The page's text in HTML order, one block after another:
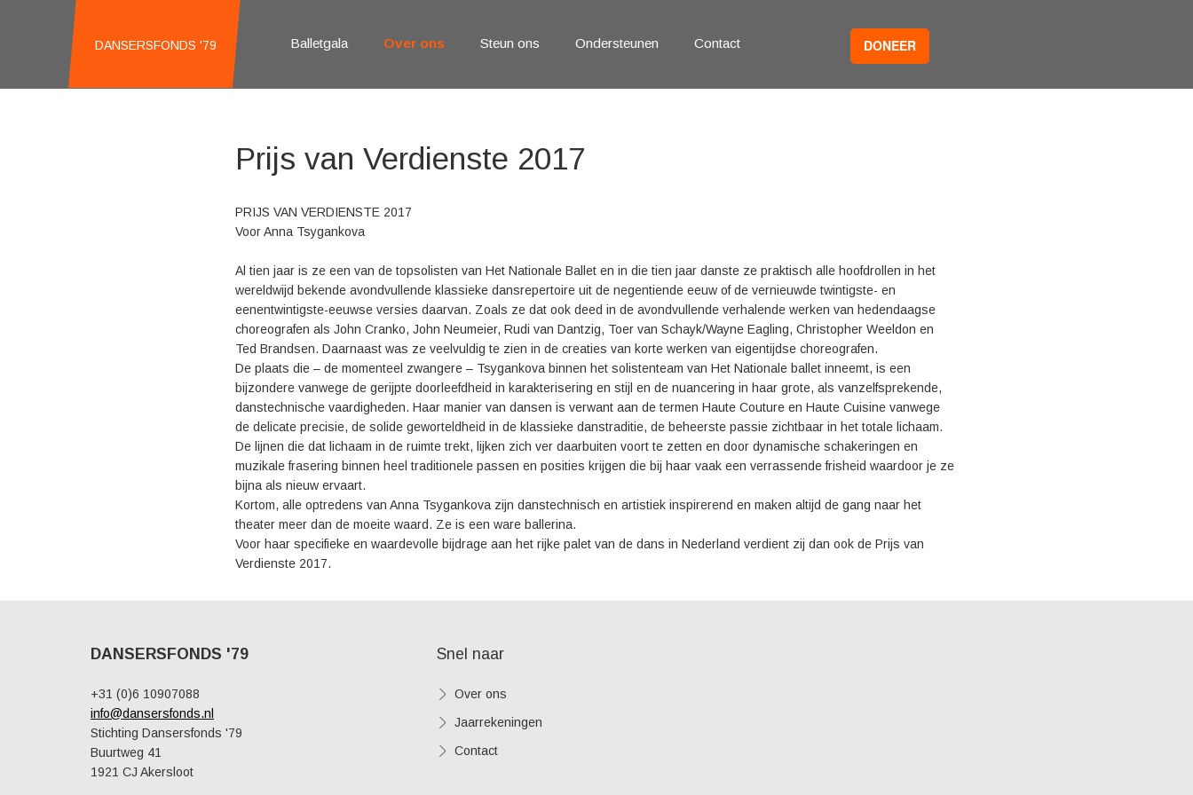
DANSERSFONDS '79 Balletgala Over ons Steun ons Ondersteunen Contact DONEER
Prijs van Verdienste 2017
PRIJS VAN VERDIENSTE 2017
Voor Anna Tsygankova
Al tien jaar is ze een van de topsolisten van Het Nationale Ballet en in die tien jaar danste ze praktisch alle hoofdrollen in het
wereldwijd bekende avondvullende klassieke dansrepertoire uit de negentiende eeuw of de vernieuwde twintigste- en
eenentwintigste-eeuwse versies daarvan. Zoals ze dat ook deed in de avondvullende verhalende werken van hedendaagse
choreografen als John Cranko, John Neumeier, Rudi van Dantzig, Toer van Schayk/Wayne Eagling, Christopher Weeldon en
Ted Brandsen. Daarnaast was ze veelvuldig te zien in de creaties van korte werken van eigentijdse choreografen.
De plaats die – de momenteel zwangere – Tsygankova binnen het solistenteam van Het Nationale ballet inneemt, is een
bijzondere vanwege de gerijpte doorleefdheid in karakterisering en stijl en de nuancering in haar grote, als vanzelfsprekende,
danstechnische vaardigheden. Haar manier van dansen is verwant aan de termen Haute Couture en Haute Cuisine vanwege
de delicate precisie, de solide geworteldheid in de klassieke danstraditie, de beheerste passie zichtbaar in het totale lichaam.
De lijnen die dat lichaam in de ruimte trekt, lijken zich ver daarbuiten voort te zetten en door dynamische schakeringen en
muzikale frasering binnen heel traditionele passen en posities krijgen die bij haar vaak een verrassende frisheid waardoor je ze
bijna als nieuw ervaart.
Kortom, alle optredens van Anna Tsygankova zijn danstechnisch en artistiek inspirerend en maken altijd de gang naar het
theater meer dan de moeite waard. Ze is een ware ballerina.
Voor haar specifieke en waardevolle bijdrage aan het rijke palet van de dans in Nederland verdient zij dan ook de Prijs van
Verdienste 2017.
DANSERSFONDS '79
+31 (0)6 10907088
info@dansersfonds.nl
Stichting Dansersfonds '79
Buurtweg 41
1921 CJ Akersloot
Snel naar
Over ons
Jaarrekeningen
Contact